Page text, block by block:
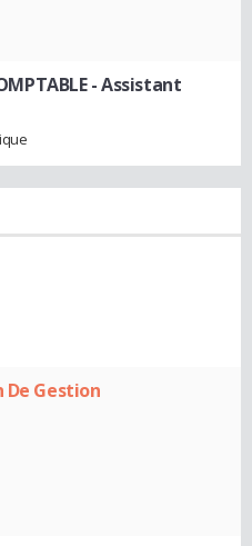
- Assistant
De Gestion